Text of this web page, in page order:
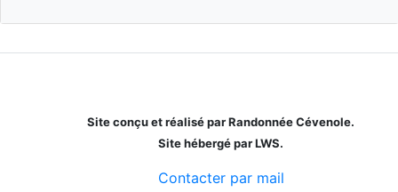
Site conçu et réalisé par Randonnée Cévenole.
Site hébergé par LWS.
Contacter par mail